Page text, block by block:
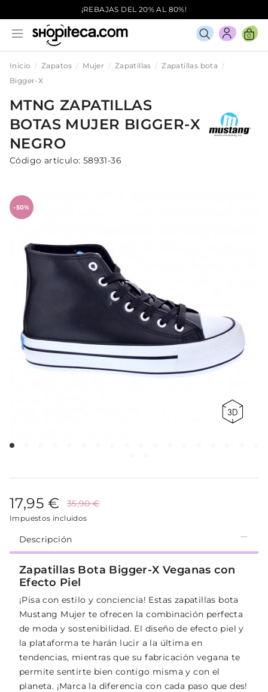
¡REBAJAS DEL 20% AL 80%!
0
Inicio Zapatos Mujer Zapatillas
Zapatillas bota
Bigger-X
MTNG ZAPATILLAS
BOTAS MUJER BIGGER-X
NEGRO
Código artículo: 58931-36
-50%
17,95 € 35,90 €
Impuestos incluidos
Descripción
Zapatillas Bota Bigger-X Veganas con
Efecto Piel
¡Pisa con estilo y conciencia! Estas zapatillas bota
Mustang Mujer te ofrecen la combinación perfecta
de moda y sostenibilidad. El diseño de efecto piel y
la plataforma te harán lucir a la última en
tendencias, mientras que su fabricación vegana te
permite sentirte bien contigo misma y con el
planeta. ¡Marca la diferencia con cada paso que des!